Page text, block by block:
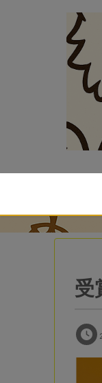
受